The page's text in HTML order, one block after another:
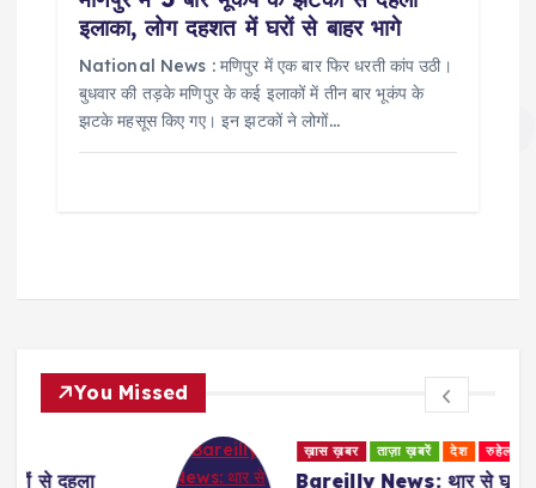
इलाका, लोग दहशत में घरों से बाहर भागे
National News : मणिपुर में एक बार फिर धरती कांप उठी।
बुधवार की तड़के मणिपुर के कई इलाकों में तीन बार भूकंप के
झटके महसूस किए गए। इन झटकों ने लोगों…
You Missed
ख़ास ख़बर ताज़ा ख़बरें देश रुहेलखंड
Bareilly News: थार से घूमकर बेच रहे थे